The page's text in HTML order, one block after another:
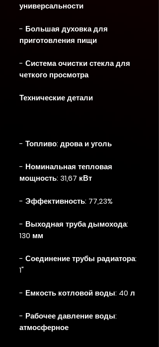
универсальности
- Большая духовка для
приготовления пищи
- Система очистки стекла для
четкого просмотра
Технические детали
- Топливо: дрова и уголь
- Номинальная тепловая
мощность: 31,67 кВт
- Эффективность: 77,23%
- Выходная труба дымохода:
130 мм
- Соединение трубы радиатора:
1"
- Емкость котловой воды: 40 л
- Рабочее давление воды:
атмосферное